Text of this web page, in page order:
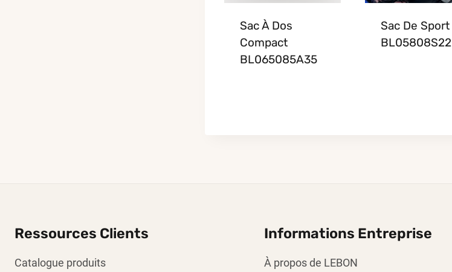
Sac À Dos
Compact
BL065085A35
Sac De Sport
BL05808S22
Ressources Clients
Catalogue produits
Informations Entreprise
À propos de LEBON